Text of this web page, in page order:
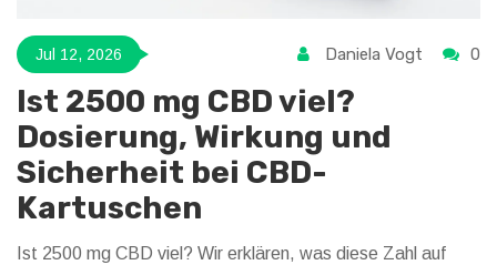
Jul 12, 2026 Daniela Vogt 0
Ist 2500 mg CBD viel?
Dosierung, Wirkung und
Sicherheit bei CBD-
Kartuschen
Ist 2500 mg CBD viel? Wir erklären, was diese Zahl auf